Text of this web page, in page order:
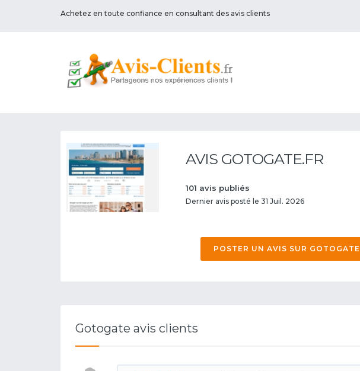
Achetez en toute confiance en consultant des avis clients
AVIS GOTOGATE.FR
101 avis publiés
Dernier avis posté le 31 Juil. 2026
POSTER UN AVIS SUR GOTOGATE
Gotogate avis clients